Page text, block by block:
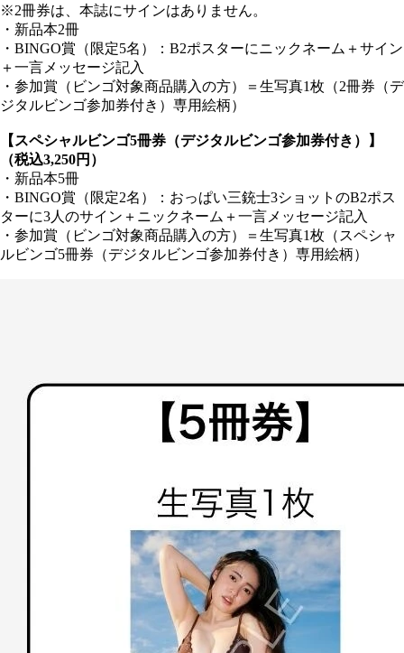
※2冊券は、本誌にサインはありません。
・新品本2冊
・BINGO賞（限定5名）：B2ポスターにニックネーム＋サイン
＋一言メッセージ記入
・参加賞（ビンゴ対象商品購入の方）＝生写真1枚（2冊券（デ
ジタルビンゴ参加券付き）専用絵柄）
【スペシャルビンゴ5冊券（デジタルビンゴ参加券付き）】
（税込3,250円）
・新品本5冊
・BINGO賞（限定2名）：おっぱい三銃士3ショットのB2ポス
ターに3人のサイン＋ニックネーム＋一言メッセージ記入
・参加賞（ビンゴ対象商品購入の方）＝生写真1枚（スペシャ
ルビンゴ5冊券（デジタルビンゴ参加券付き）専用絵柄）